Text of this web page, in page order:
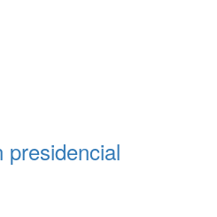
presidencial